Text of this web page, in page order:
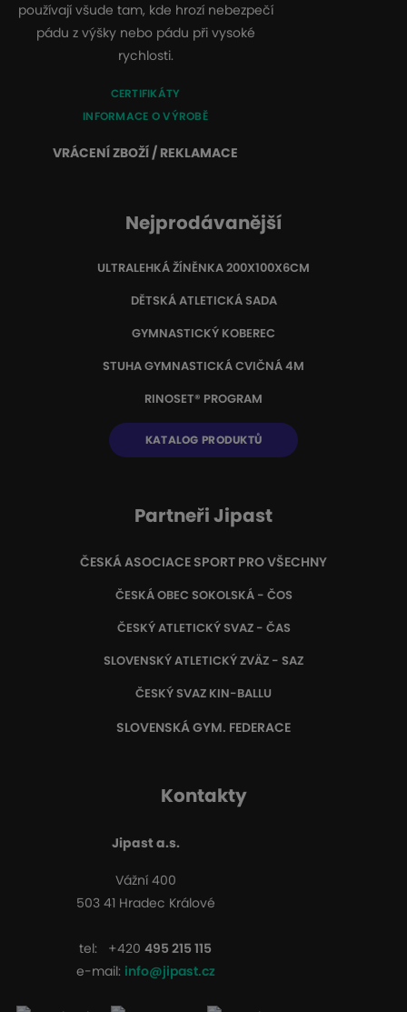
používají všude tam, kde hrozí nebezpečí
pádu z výšky nebo pádu při vysoké
rychlosti.
CERTIFIKÁTY
INFORMACE O VÝROBĚ
VRÁCENÍ ZBOŽÍ / REKLAMACE
Nejprodávanější
ULTRALEHKÁ ŽÍNĚNKA 200X100X6CM
DĚTSKÁ ATLETICKÁ SADA
GYMNASTICKÝ KOBEREC
STUHA GYMNASTICKÁ CVIČNÁ 4M
RINOSET® PROGRAM
KATALOG PRODUKTŮ
Partneři Jipast
ČESKÁ ASOCIACE SPORT PRO VŠECHNY
ČESKÁ OBEC SOKOLSKÁ - ČOS
ČESKÝ ATLETICKÝ SVAZ - ČAS
SLOVENSKÝ ATLETICKÝ ZVÄZ - SAZ
ČESKÝ SVAZ KIN-BALLU
SLOVENSKÁ GYM. FEDERACE
Kontakty
Jipast a.s.
Vážní 400
503 41 Hradec Králové
tel: +420 495 215 115
e-mail: info@jipast.cz